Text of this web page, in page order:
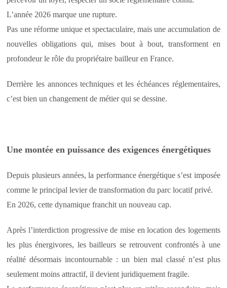
L’année 2026 marque une rupture.
Pas une réforme unique et spectaculaire, mais une accumulation de
nouvelles obligations qui, mises bout à bout, transforment en
profondeur le rôle du propriétaire bailleur en France.
Derrière les annonces techniques et les échéances réglementaires,
c’est bien un changement de métier qui se dessine.
Une montée en puissance des exigences énergétiques
Depuis plusieurs années, la performance énergétique s’est imposée
comme le principal levier de transformation du parc locatif privé.
En 2026, cette dynamique franchit un nouveau cap.
Après l’interdiction progressive de mise en location des logements
les plus énergivores, les bailleurs se retrouvent confrontés à une
réalité désormais incontournable : un bien mal classé n’est plus
seulement moins attractif, il devient juridiquement fragile.